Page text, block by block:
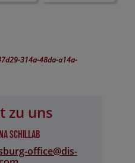
314a-48da-a14a-
zu uns
Schillab
office@​dis-